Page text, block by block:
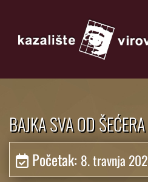
BAJKA SVA OD ŠEĆERA
Početak: 8. travnja